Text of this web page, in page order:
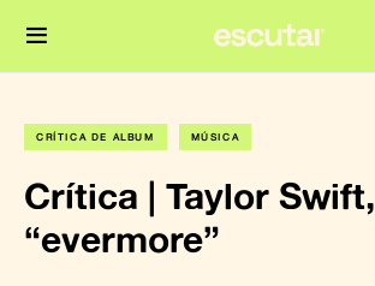
CRÍTICA DE ÁLBUM MÚSICA
Crítica | Taylor Swift,
“evermore”